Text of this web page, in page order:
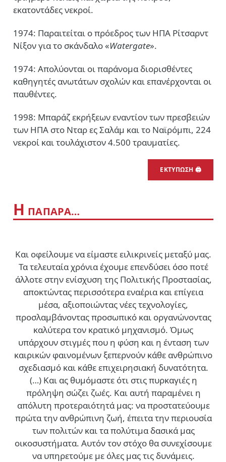
εκατοντάδες νεκροί.
1974: Παραιτείται ο πρόεδρος των ΗΠΑ Ρίτσαρντ
Νίξον για το σκάνδαλο «Watergate».
1974: Απολύονται οι παράνομα διορισθέντες
καθηγητές ανωτάτων σχολών και επανέρχονται οι
παυθέντες.
1998: Μπαράζ εκρήξεων εναντίον των πρεσβειών
των ΗΠΑ στο Νταρ ες Σαλάμ και το Ναϊρόμπι, 224
νεκροί και τουλάχιστον 4.500 τραυματίες.
ΕΚΤΥΠΩΣΗ 🖨
Η ΠΑΠΑΡΑ…
Και οφείλουμε να είμαστε ειλικρινείς μεταξύ μας.
Τα τελευταία χρόνια έχουμε επενδύσει όσο ποτέ
άλλοτε στην ενίσχυση της Πολιτικής Προστασίας,
αποκτώντας περισσότερα εναέρια και επίγεια
μέσα, αξιοποιώντας νέες τεχνολογίες,
προσλαμβάνοντας προσωπικό και οργανώνοντας
καλύτερα τον κρατικό μηχανισμό. Όμως
υπάρχουν στιγμές που η φύση και η ένταση των
καιρικών φαινομένων ξεπερνούν κάθε ανθρώπινο
σχεδιασμό και κάθε επιχειρησιακή δυνατότητα.
(…) Και ας θυμόμαστε ότι στις πυρκαγιές η
πρόληψη σώζει ζωές. Και αυτή παραμένει η
απόλυτη προτεραιότητά μας: να προστατεύουμε
πρώτα την ανθρώπινη ζωή, έπειτα την περιουσία
των πολιτών και τα πολύτιμα δασικά μας
οικοσυστήματα. Αυτόν τον στόχο θα συνεχίσουμε
να υπηρετούμε με όλες μας τις δυνάμεις.